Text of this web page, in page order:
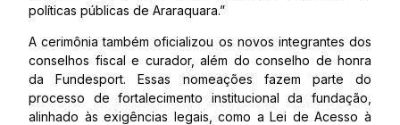
políticas públicas de Araraquara.”
A cerimônia também oficializou os novos integrantes dos
conselhos fiscal e curador, além do conselho de honra
da Fundesport. Essas nomeações fazem parte do
processo de fortalecimento institucional da fundação,
alinhado às exigências legais, como a Lei de Acesso à